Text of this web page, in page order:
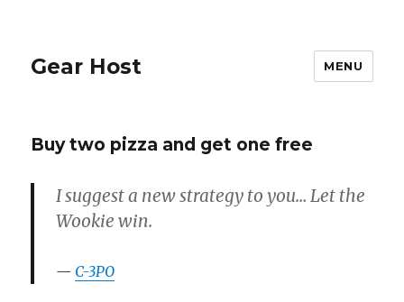
Gear Host MENU
Buy two pizza and get one free
I suggest a new strategy to you… Let the
Wookie win.
C-3PO